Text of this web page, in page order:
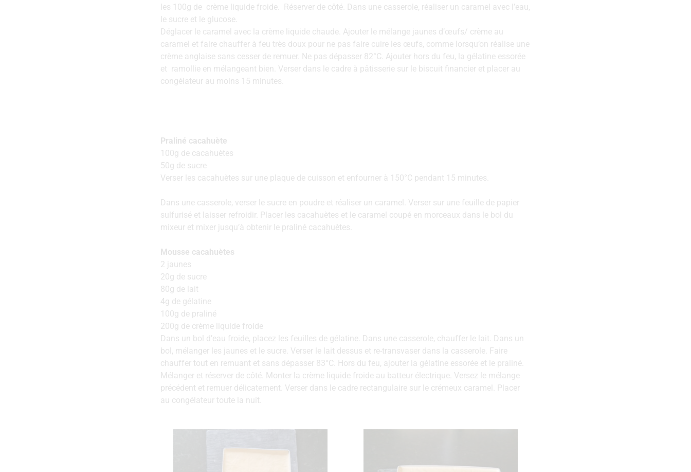
les 100g de crème liquide froide. Réserver de côté. Dans une casserole, réaliser un caramel avec l’eau,
le sucre et le glucose.
Déglacer le caramel avec la crème liquide chaude. Ajouter le mélange jaunes d’œufs/ crème au
caramel et faire chauffer à feu très doux pour ne pas faire cuire les œufs, comme lorsqu’on réalise une
crème anglaise sans cesser de remuer. Ne pas dépasser 82°C. Ajouter hors du feu, la gélatine essorée
et ramollie en mélangeant bien. Verser dans le cadre à pâtisserie sur le biscuit financier et placer au
congélateur au moins 15 minutes.
Praliné cacahuète
100g de cacahuètes
50g de sucre
Verser les cacahuètes sur une plaque de cuisson et enfourner à 150°C pendant 15 minutes.
Dans une casserole, verser le sucre en poudre et réaliser un caramel. Verser sur une feuille de papier
sulfurisé et laisser refroidir. Placer les cacahuètes et le caramel coupé en morceaux dans le bol du
mixeur et mixer jusqu’à obtenir le praliné cacahuètes.
Mousse cacahuètes
2 jaunes
20g de sucre
80g de lait
4g de gélatine
100g de praliné
200g de crème liquide froide
Dans un bol d’eau froide, placez les feuilles de gélatine. Dans une casserole, chauffer le lait. Dans un
bol, mélanger les jaunes et le sucre. Verser le lait dessus et re-transvaser dans la casserole. Faire
chauffer tout en remuant et sans dépasser 83°C. Hors du feu, ajouter la gélatine essorée et le praliné.
Mélanger et réserver de côté. Monter la crème liquide froide au batteur électrique. Versez le mélange
précédent et remuer délicatement. Verser dans le cadre rectangulaire sur le crémeux caramel. Placer
au congélateur toute la nuit.